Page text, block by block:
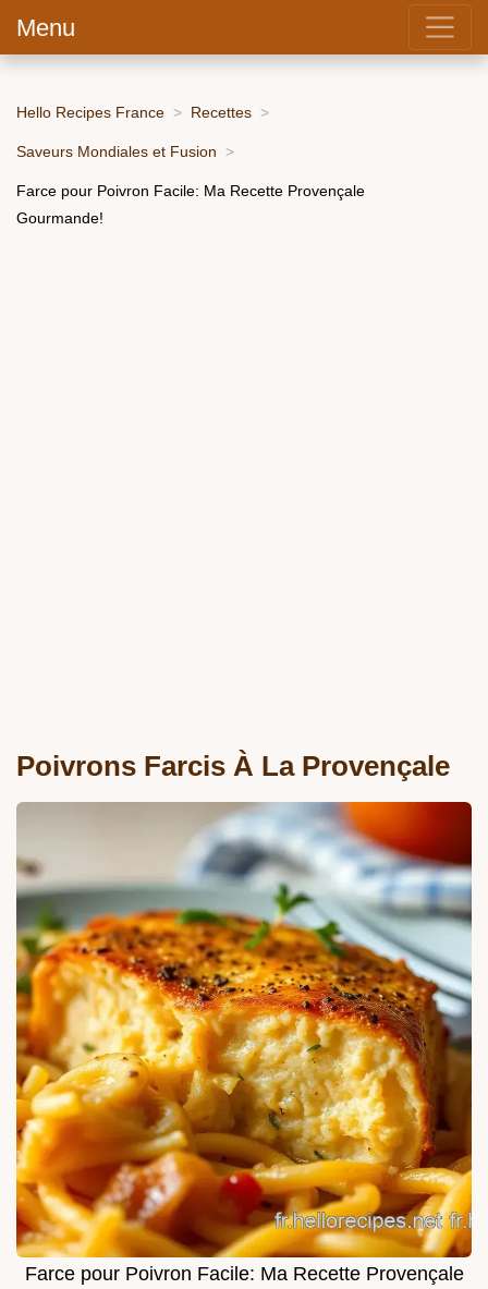
Menu
Hello Recipes France Recettes
Saveurs Mondiales et Fusion
Farce pour Poivron Facile: Ma Recette Provençale
Gourmande!
Poivrons Farcis À La Provençale
Farce pour Poivron Facile: Ma Recette Provençale